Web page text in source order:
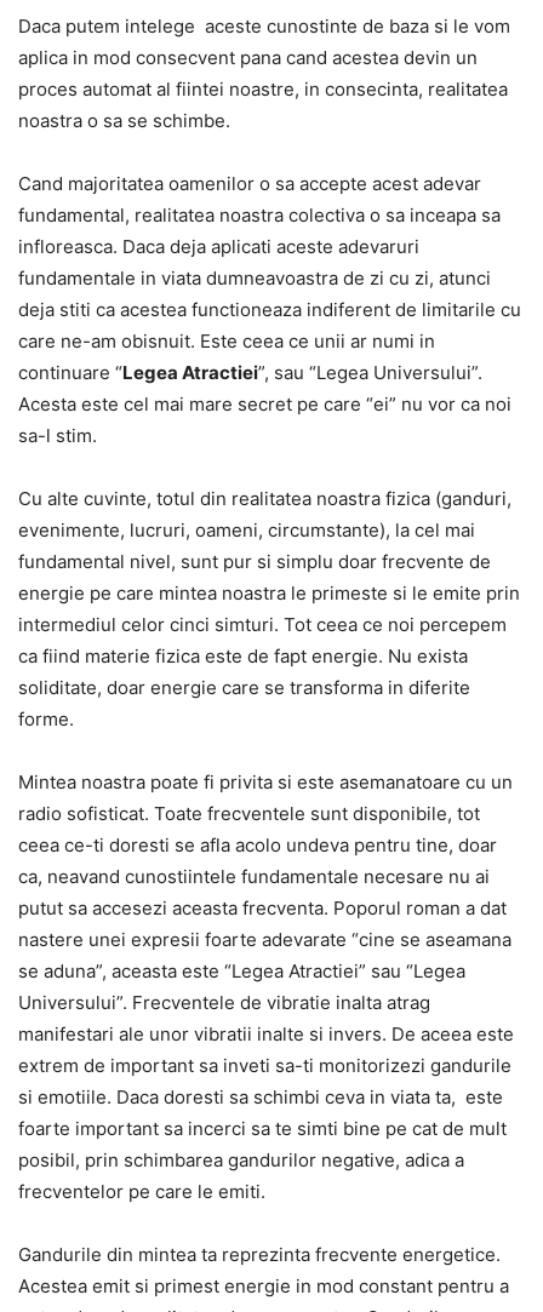
Daca putem intelege aceste cunostinte de baza si le vom
aplica in mod consecvent pana cand acestea devin un
proces automat al fiintei noastre, in consecinta, realitatea
noastra o sa se schimbe.
Cand majoritatea oamenilor o sa accepte acest adevar
fundamental, realitatea noastra colectiva o sa inceapa sa
infloreasca. Daca deja aplicati aceste adevaruri
fundamentale in viata dumneavoastra de zi cu zi, atunci
deja stiti ca acestea functioneaza indiferent de limitarile cu
care ne-am obisnuit. Este ceea ce unii ar numi in
continuare “Legea Atractiei”, sau “Legea Universului”.
Acesta este cel mai mare secret pe care “ei” nu vor ca noi
sa-l stim.
Cu alte cuvinte, totul din realitatea noastra fizica (ganduri,
evenimente, lucruri, oameni, circumstante), la cel mai
fundamental nivel, sunt pur si simplu doar frecvente de
energie pe care mintea noastra le primeste si le emite prin
intermediul celor cinci simturi. Tot ceea ce noi percepem
ca fiind materie fizica este de fapt energie. Nu exista
soliditate, doar energie care se transforma in diferite
forme.
Mintea noastra poate fi privita si este asemanatoare cu un
radio sofisticat. Toate frecventele sunt disponibile, tot
ceea ce-ti doresti se afla acolo undeva pentru tine, doar
ca, neavand cunostiintele fundamentale necesare nu ai
putut sa accesezi aceasta frecventa. Poporul roman a dat
nastere unei expresii foarte adevarate “cine se aseamana
se aduna”, aceasta este “Legea Atractiei” sau “Legea
Universului”. Frecventele de vibratie inalta atrag
manifestari ale unor vibratii inalte si invers. De aceea este
extrem de important sa inveti sa-ti monitorizezi gandurile
si emotiile. Daca doresti sa schimbi ceva in viata ta, este
foarte important sa incerci sa te simti bine pe cat de mult
posibil, prin schimbarea gandurilor negative, adica a
frecventelor pe care le emiti.
Gandurile din mintea ta reprezinta frecvente energetice.
Acestea emit si primest energie in mod constant pentru a